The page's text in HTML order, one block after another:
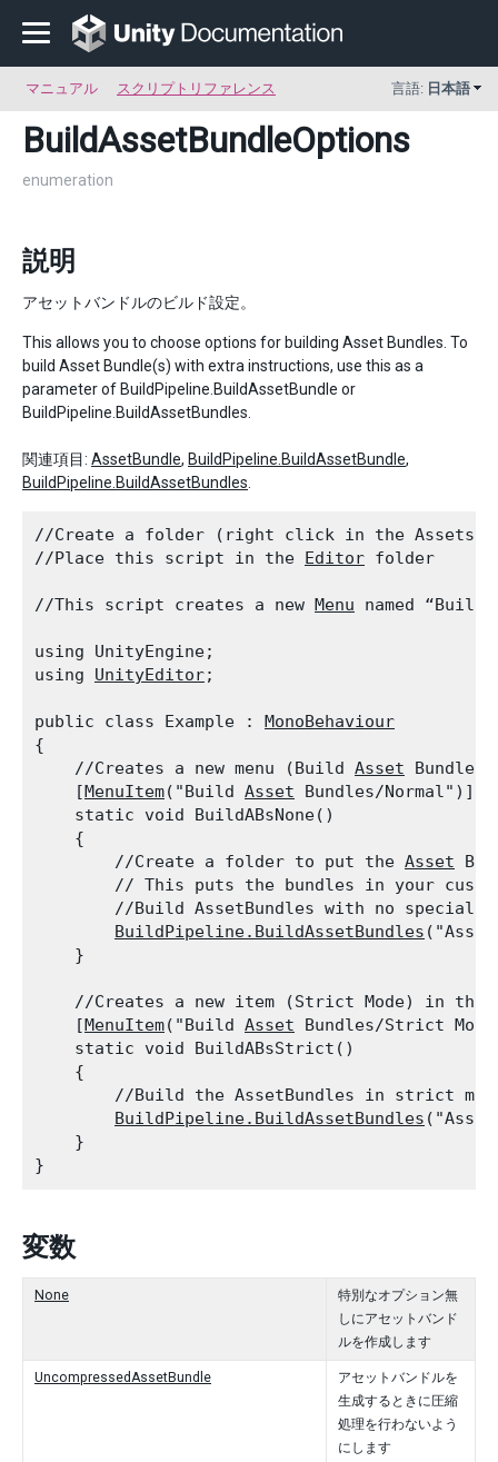
マニュアル スクリプトリファレンス 言語: 日本語
BuildAssetBundleOptions
enumeration
説明
アセットバンドルのビルド設定。
This allows you to choose options for building Asset Bundles. To
build Asset Bundle(s) with extra instructions, use this as a
parameter of BuildPipeline.BuildAssetBundle or
BuildPipeline.BuildAssetBundles.
関連項目: AssetBundle, BuildPipeline.BuildAssetBundle,
BuildPipeline.BuildAssetBundles
//Create a folder (right click in the Assets
//Place this script in the Editor folder
//This script creates a new Menu named “Build
using UnityEngine;
using UnityEditor;
public class Example : MonoBehaviour
{
    //Creates a new menu (Build
Asset
    [
MenuItem("Build Asset Bundles/Normal")]
    static void BuildABsNone()
    {
        //Create a folder to put the
Asset
// This puts the bundles in your
//Build AssetBundles with no special
BuildPipeline.BuildAssetBundles
    }
//Creates a new item (Strict Mode) in
    [
MenuItem("Build Asset Bundles/Strict
    static void BuildABsStrict()
    {
//Build the AssetBundles in strict
BuildPipeline.BuildAssetBundles
    }
変数
None
特別なオプション無
しにアセットバンド
ルを作成します
UncompressedAssetBundle
アセットバンドルを
生成するときに圧縮
処理を行わないよう
にします